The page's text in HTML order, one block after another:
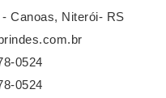
Canoas, Niterói- RS
0524
0524